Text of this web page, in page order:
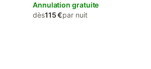
Annulation gratuite
dès115 €par nuit